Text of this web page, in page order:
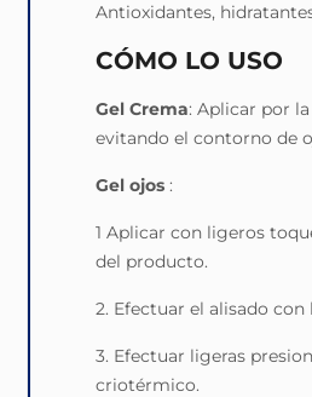
Antioxidantes,
CÓMO LO USO
Gel Crema: Aplicar por
evitando el contorno de
Gel ojos:
1 Aplicar con ligeros
del producto.
2. Efectuar el alisado
3. Efectuar ligeras
criotérmico.